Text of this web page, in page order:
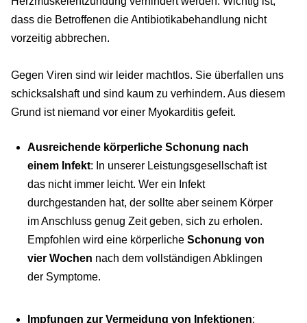
dass die Betroffenen die Antibiotikabehandlung nicht
vorzeitig abbrechen.
Gegen Viren sind wir leider machtlos. Sie überfallen uns
schicksalshaft und sind kaum zu verhindern. Aus diesem
Grund ist niemand vor einer Myokarditis gefeit.
Ausreichende körperliche Schonung nach
einem Infekt: In unserer Leistungsgesellschaft ist
das nicht immer leicht. Wer ein Infekt
durchgestanden hat, der sollte aber seinem Körper
im Anschluss genug Zeit geben, sich zu erholen.
Empfohlen wird eine körperliche Schonung von
vier Wochen nach dem vollständigen Abklingen
der Symptome.
Impfungen zur Vermeidung von Infektionen: